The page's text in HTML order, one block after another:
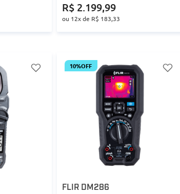
R$ 2.199,99
ou 12x de R$ 183,33
10%OFF
FLIR DM286